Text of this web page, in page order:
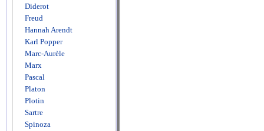
Diderot
Freud
Hannah Arendt
Karl Popper
Marc-Aurèle
Marx
Pascal
Platon
Plotin
Sartre
Spinoza